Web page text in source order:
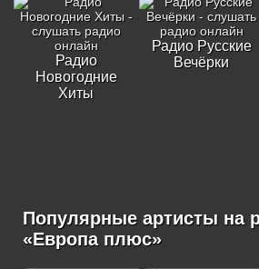
Радио
Новогодние
Хиты
Радио Русские
Вечёрки
Популярные артисты на
«Европа плюс»